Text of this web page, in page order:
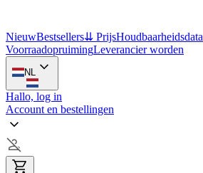
NieuwBestsellers⇊ PrijsHoudbaarheidsdata
VoorraadopruimingLeverancier worden
NL
Hallo, log in
Account en bestellingen